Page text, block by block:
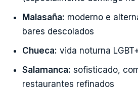
Malasaña: moderno e
bares descolados
Chueca: vida noturna
Salamanca: sofisticado,
restaurantes refinados